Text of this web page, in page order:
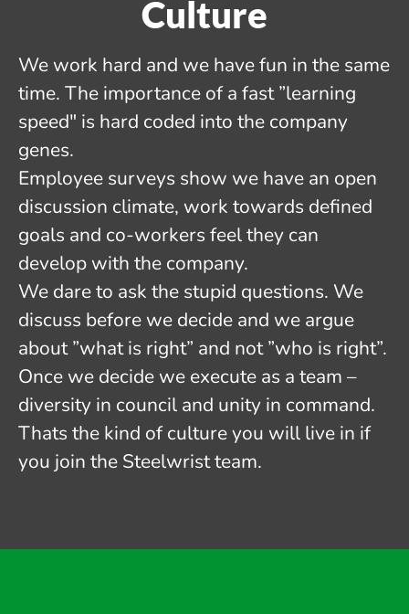
Culture
We work hard and we have fun in the same
time. The importance of a fast ”learning
speed" is hard coded into the company
genes.
Employee surveys show we have an open
discussion climate, work towards defined
goals and co-workers feel they can
develop with the company.
We dare to ask the stupid questions. We
discuss before we decide and we argue
about ”what is right” and not ”who is right”.
Once we decide we execute as a team –
diversity in council and unity in command.
Thats the kind of culture you will live in if
you join the Steelwrist team.